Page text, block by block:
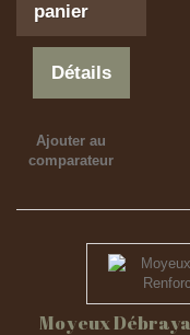
panier
Détails
Ajouter au
comparateur
Moyeux